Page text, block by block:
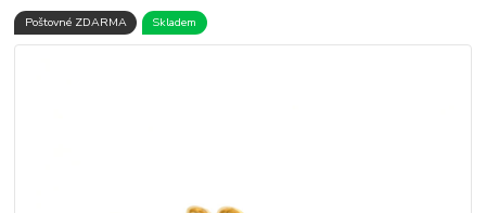
Poštovné ZDARMA Skladem